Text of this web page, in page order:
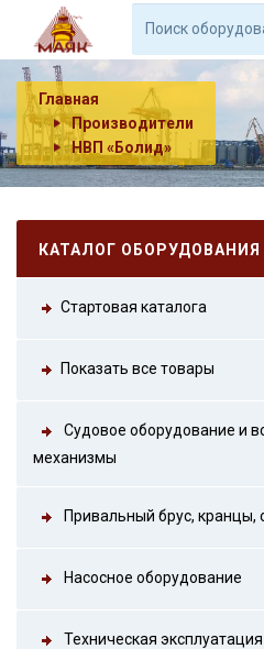
Главная
Производители
НВП «Болид»
КАТАЛОГ ОБОРУДОВАНИЯ
Стартовая каталога
Показать все товары
Судовое оборудование и
механизмы
Привальный брус, кранцы,
Насосное оборудование
Техническая